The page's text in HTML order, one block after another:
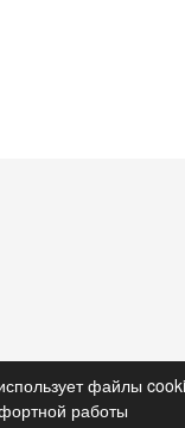
файлы
работы